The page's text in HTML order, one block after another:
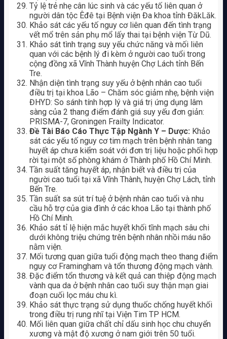
Tỷ lệ trẻ nhẹ cân lúc sinh và các yếu tố liên quan ở
người dân tộc Êđê tại Bệnh viện Đa khoa tỉnh ĐăkLăk.
Khảo sát các yếu tố nguy cơ liên quan đến tình trạng
vết mổ trên sản phụ mổ lấy thai tại bệnh viện Từ Dũ.
Khảo sát tình trạng suy yếu chức năng và mối liên
quan với các bệnh lý đi kèm ở người cao tuổi trong
cộng đồng xã Vĩnh Thành huyện Chợ Lách tỉnh Bến
Tre.
Nhận diện tình trạng suy yếu ở bệnh nhân cao tuổi
điều trị tại khoa Lão – Chăm sóc giảm nhẹ, bệnh viện
ĐHYD: So sánh tính hợp lý và giá trị ứng dụng lâm
sàng của 2 thang điểm đánh giá suy yếu đơn giản:
PRISMA-7, Groningen Frailty Indicator.
Đề Tài Báo Cáo Thực Tập Ngành Y – Dược: Khảo
sát các yếu tố nguy cơ tim mạch trên bệnh nhân tang
huyết áp chưa kiểm soát với đơn trị liệu hoặc phối hợp
rời tại một số phòng khám ở Thành phố Hồ Chí Minh.
Tần suất tăng huyết áp, nhận biết và điều trị của
người cao tuổi tại xã Vĩnh Thành, huyện Chợ Lách, tỉnh
Bến Tre.
Tần suất sa sút trí tuệ ở bệnh nhân cao tuổi và nhu
cầu hỗ trợ của gia đình ở các khoa Lão tại thành phố
Hồ Chí Minh.
Khảo sát tỉ lệ hiện mắc huyết khối tĩnh mạch sâu chi
dưới không triệu chứng trên bệnh nhân nhồi máu não
nằm viện.
Mối tương quan giữa tuổi động mạch theo thang điểm
nguy cơ Framingham và tổn thương động mạch vành.
Đặc điểm tổn thương và kết quả can thiệp động mạch
vành qua da ở bệnh nhân cao tuổi suy thận mạn giai
đoạn cuối lọc máu chu kì.
Khảo sát thực trạng sử dụng thuốc chống huyết khối
trong điều trị rung nhĩ tại Viện Tim TP HCM.
Mối liên quan giữa chất chỉ dấu sinh học chu chuyển
xương và mật độ xương ở nam giới trên 50 tuổi.